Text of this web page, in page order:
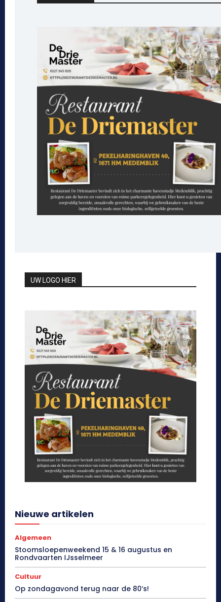
UW LOGO HIER
Nieuwe artikelen
Algemeen
Stoomsloepenweekend 15 & 16 augustus en
Rondvaarten IJsselmeer
Cultuur
Op zondagavond terug naar de 80’s!